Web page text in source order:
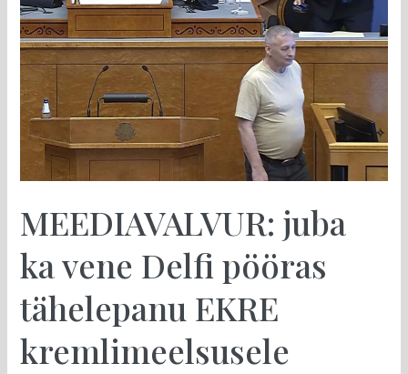
MEEDIAVALVUR: juba
ka vene Delfi pööras
tähelepanu EKRE
kremlimeelsusele
pööras
tähelepanu
EKRE
kremlimeelsusele